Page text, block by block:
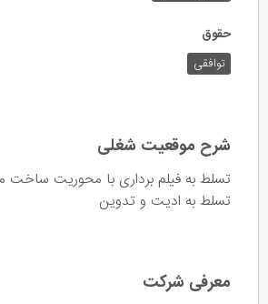
حقوق
توافقی
شرح موقعیت شغلی
تسلط به فیلم برداری با محوریت ساخت
تسلط به ادیت و تدوین
معرفی شرکت